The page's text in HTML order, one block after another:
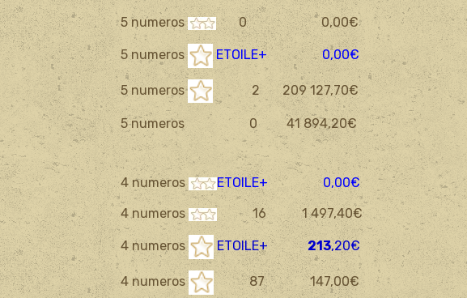
5 numeros
0 0,00€
5 numeros ETOILE+ 0,00€
5 numeros 2 209 127,70€
5 numeros 0 41 894,20€
4 numeros
ETOILE+ 0,00€
4 numeros
16 1 497,40€
4 numeros ETOILE+ 213,20€
4 numeros 87 147,00€